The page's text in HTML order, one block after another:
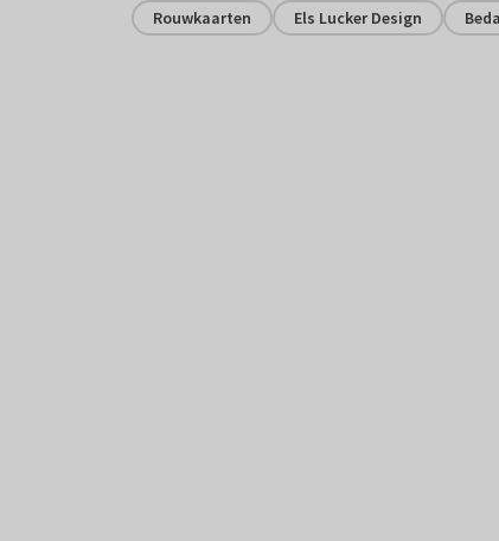
Rouwkaarten Els Lucker Design